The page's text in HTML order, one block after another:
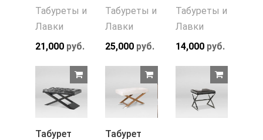
Табуреты и
Лавки
21,000 руб.
Табуреты и
Лавки
25,000 руб.
Табуреты и
Лавки
14,000руб.
Табурет
Табурет